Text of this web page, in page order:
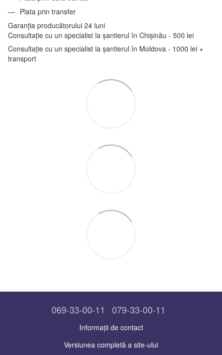
Plata prin transfer
Garanția producătorului 24 luni
Consultație cu un specialist la șantierul în Chișinău - 500 lei
Consultație cu un specialist la șantierul în Moldova - 1000 lei +
transport
069-33-00-11 079-33-00-11
Informații de contact
Versiunea completă a site-ului